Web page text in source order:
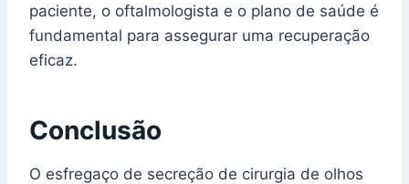
paciente, o oftalmologista e o plano de saúde é
fundamental para assegurar uma recuperação
eficaz.
Conclusão
O esfregaço de secreção de cirurgia de olhos